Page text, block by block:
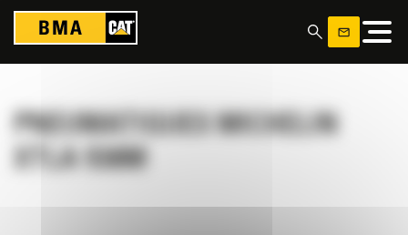
PNEUMATIQUES MICHELIN
XTLA 938M
Panneau de gestion des cookies